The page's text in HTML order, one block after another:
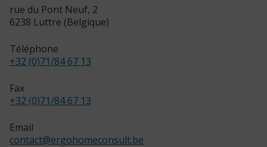
rue du Pont Neuf, 2
6238 Luttre (Belgique)
Téléphone
+32 (0)71/84 67 13
Fax
+32 (0)71/84 67 13
Email
contact@ergohomeconsult.be